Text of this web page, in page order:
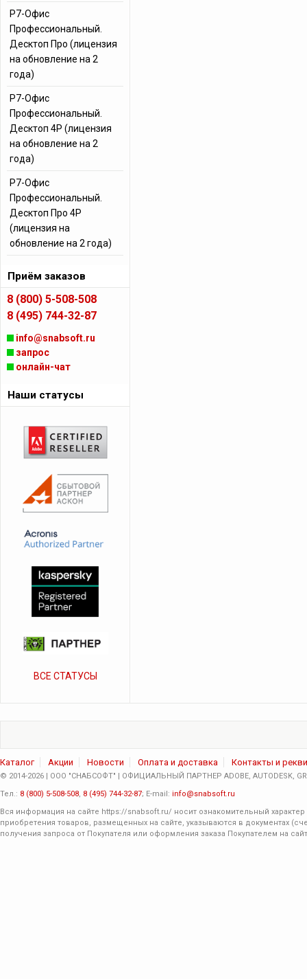
Р7-Офис
Профессиональный.
Десктоп Про (лицензия
на обновление на 2
года)
Р7-Офис
Профессиональный.
Десктоп 4Р (лицензия
на обновление на 2
года)
Р7-Офис
Профессиональный.
Десктоп Про 4Р
(лицензия на
обновление на 2 года)
Приём заказов
8 (800) 5-508-508
8 (495) 744-32-87
info@snabsoft.ru
запрос
онлайн-чат
Наши статусы
ВСЕ СТАТУСЫ
Каталог Акции Новости Оплата и доставка Контакты и
© 2014-2026 | ООО "СНАБСОФТ" | ОФИЦИАЛЬНЫЙ ПАРТНЕР ADOBE, AUTODESK,
Тел.: 8 (800) 5-508-508, 8 (495) 744-32-87; E-mail: info@snabsoft.ru
Вся информация на сайте https://snabsoft.ru/ носит ознакомительный
приобретения товаров, размещенных на сайте, указываются в документах
получения запроса от Покупателя или оформления заказа Покупателем на